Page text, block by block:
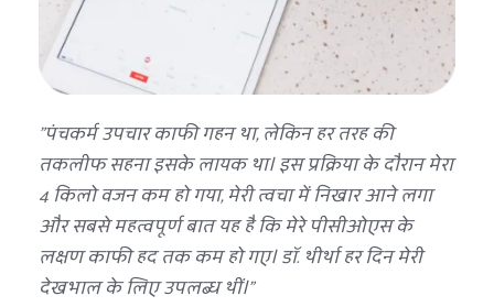
"पंचकर्म उपचार काफी गहन था, लेकिन हर तरह की
तकलीफ सहना इसके लायक था। इस प्रक्रिया के दौरान मेरा
4 किलो वजन कम हो गया, मेरी त्वचा में निखार आने लगा
और सबसे महत्वपूर्ण बात यह है कि मेरे पीसीओएस के
लक्षण काफी हद तक कम हो गए। डॉ. थीर्था हर दिन मेरी
देखभाल के लिए उपलब्ध थीं।"